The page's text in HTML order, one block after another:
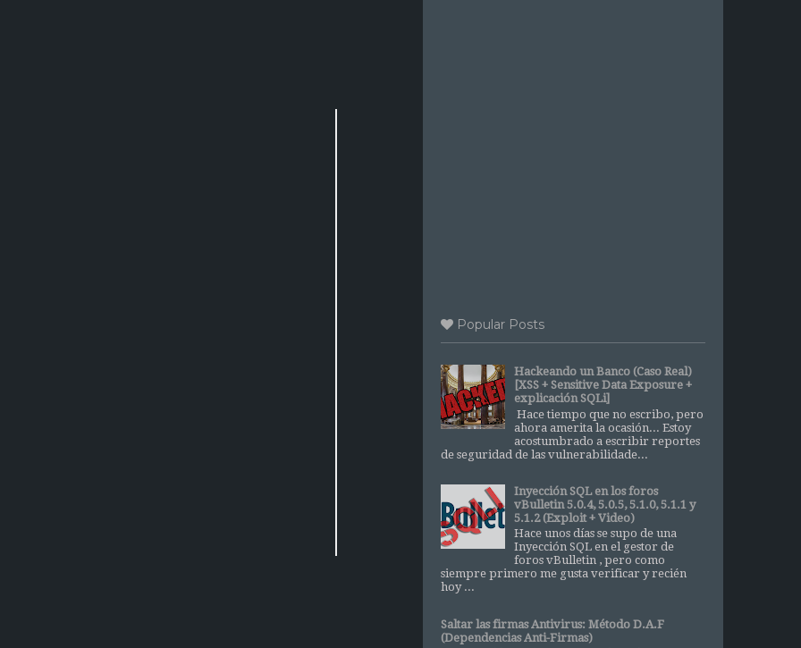
Popular Posts
Hackeando un Banco (Caso Real)
[XSS + Sensitive Data Exposure +
explicación SQLi]
Hace tiempo que no escribo, pero
ahora amerita la ocasión... Estoy
acostumbrado a escribir reportes
de seguridad de las vulnerabilidade...
Inyección SQL en los foros
vBulletin 5.0.4, 5.0.5, 5.1.0, 5.1.1 y
5.1.2 (Exploit + Video)
Hace unos días se supo de una
Inyección SQL en el gestor de
foros vBulletin , pero como
siempre primero me gusta verificar y recién
hoy ...
Saltar las firmas Antivirus: Método D.A.F
(Dependencias Anti-Firmas)